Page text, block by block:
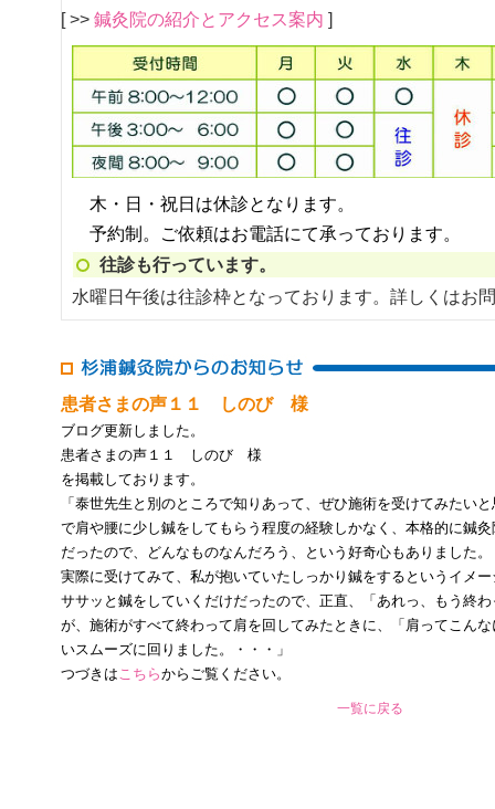
[ >> 鍼灸院の紹介とアクセス案内 ]
木・日・祝日は休診となります。
予約制。ご依頼はお電話にて承っております。
往診も行っています。
水曜日午後は往診枠となっております。詳しくはお
患者さまの声１１ しのび 様
ブログ更新しました。
患者さまの声１１ しのび 様
を掲載しております。
「泰世先生と別のところで知りあって、ぜひ施術を受けてみたい
で肩や腰に少し鍼をしてもらう程度の経験しかなく、本格的に鍼
だったので、どんなものなんだろう、という好奇心もありました。
実際に受けてみて、私が抱いていたしっかり鍼をするというイメ
ササッと鍼をしていくだけだったので、正直、「あれっ、もう終
が、施術がすべて終わって肩を回してみたときに、「肩ってこん
いスムーズに回りました。・・・」
つづきはこちらからご覧ください。
一覧に戻る